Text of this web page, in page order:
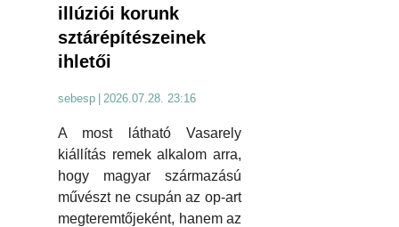
illúziói korunk
sztárépítészeinek
ihletői
sebesp 2026.07.28. 23:16
A most látható Vasarely
kiállítás remek alkalom arra,
hogy magyar származású
művészt ne csupán az op-art
megteremtőjeként, hanem az